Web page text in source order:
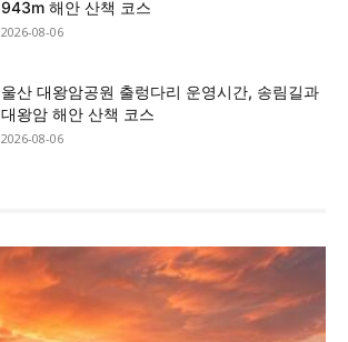
943m 해안 산책 코스
2026-08-06
울산 대왕암공원 출렁다리 운영시간, 송림길과
대왕암 해안 산책 코스
2026-08-06